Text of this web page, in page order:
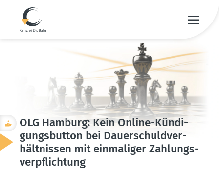
OLG Hamburg: Kein Online-Kündi­
gungs­button bei Dauer­schuld­ver­
hält­nissen mit einma­liger Zahlungs­
ver­pflichtung